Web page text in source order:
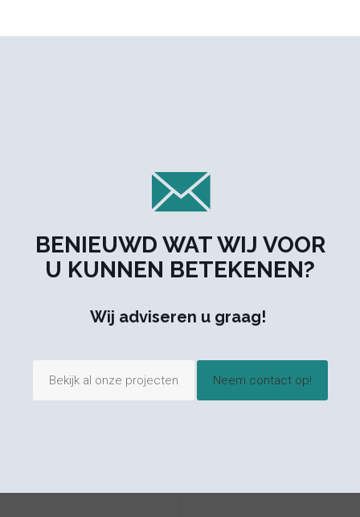
BENIEUWD WAT WIJ VOOR
U KUNNEN BETEKENEN?
Wij adviseren u graag!
Bekijk al onze projecten Neem contact op!